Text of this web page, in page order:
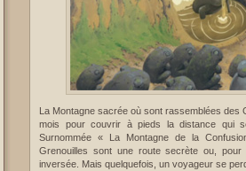
La Montagne sacrée où sont rassemblées des
mois pour couvrir à pieds la distance qui
Surnommée « La Montagne de la
Grenouilles sont une route secrète ou,
inversée. Mais quelquefois, un voyageur se